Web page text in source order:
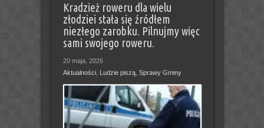
Kradzież roweru dla wielu
złodziei stała się źródłem
niezłego zarobku. Pilnujmy więc
sami swojego roweru.
20 maja, 2026
Aktualności, Ludzie piszą, Sprawy Gminy